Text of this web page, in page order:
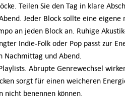
Teilen Sie den Tag in klare
Jeder Block sollte eine eigene
an jeden Block an. Ruhige
Indie-Folk oder Pop passt zur
und Abend.
Abrupte Genrewechsel
sorgt für einen weicheren
nicht benennen können.